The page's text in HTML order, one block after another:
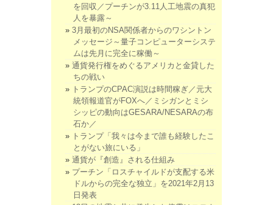
を回収／プーチンが3.11人工地震の真犯
人を暴露～
3月最初のNSA関係者からのワシントン
メッセージ～量子コンピューターシステ
ムは先月に完全に稼働～
通貨発行権をめぐるアメリカと金貸した
ちの戦い
トランプのCPAC演説は時間稼ぎ／元大
統領報道官がFOXへ／ミシガンとミシ
シッピの動向はGESARA/NESARAの布
石か／
トランプ「我々は今まで誰も経験したこ
とがない旅にいる」
通貨が『創造』される仕組み
プーチン「ロスチャイルドが支配する米
ドルからの完全な独立」を2021年2月13
日発表